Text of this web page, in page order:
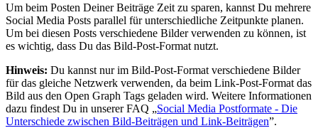
Um beim Posten Deiner Beiträge Zeit zu sparen, kannst Du mehrere
Social Media Posts parallel für unterschiedliche Zeitpunkte planen.
Um bei diesen Posts verschiedene Bilder verwenden zu können, ist
es wichtig, dass Du das Bild-Post-Format nutzt.
Hinweis: Du kannst nur im Bild-Post-Format verschiedene Bilder
für das gleiche Netzwerk verwenden, da beim Link-Post-Format das
Bild aus den Open Graph Tags geladen wird. Weitere Informationen
dazu findest Du in unserer FAQ „Social Media Postformate - Die
Unterschiede zwischen Bild-Beiträgen und Link-Beiträgen”.